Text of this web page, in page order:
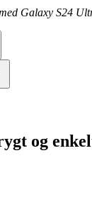
Galaxy S24
og